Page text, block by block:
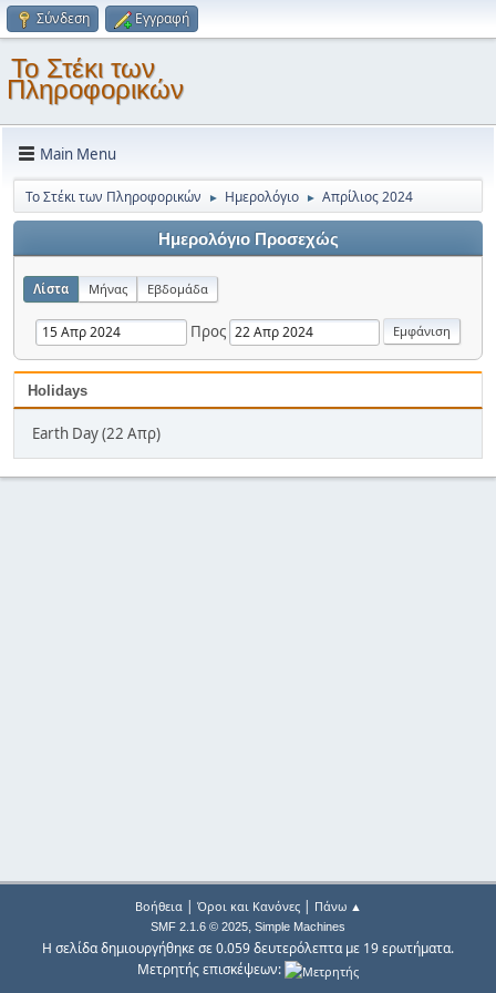
Σύνδεση Εγγραφή
Το Στέκι των
Πληροφορικών
Main Menu
Το Στέκι των Πληροφορικών ► Ημερολόγιο ► Απρίλιος 2024
Ημερολόγιο Προσεχώς
Λίστα Μήνας Εβδομάδα
Προς
Holidays
Earth Day (22 Απρ)
Βοήθεια| Όροι και Κανόνες| Πάνω ▲
SMF 2.1.6 © 2025, Simple Machines
Η σελίδα δημιουργήθηκε σε 0.059 δευτερόλεπτα με 19 ερωτήματα.
Μετρητής επισκέψεων: